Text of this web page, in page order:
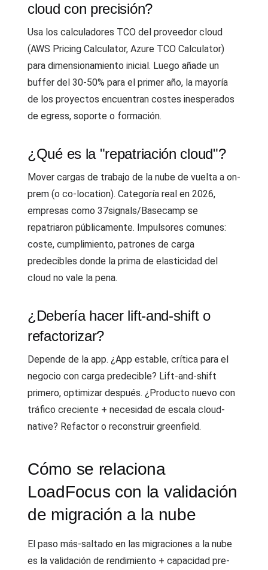
cloud con precisión?
Usa los calculadores TCO del proveedor cloud
(AWS Pricing Calculator, Azure TCO Calculator)
para dimensionamiento inicial. Luego añade un
buffer del 30-50% para el primer año, la mayoría
de los proyectos encuentran costes inesperados
de egress, soporte o formación.
¿Qué es la "repatriación cloud"?
Mover cargas de trabajo de la nube de vuelta a on-
prem (o co-location). Categoría real en 2026,
empresas como 37signals/Basecamp se
repatriaron públicamente. Impulsores comunes:
coste, cumplimiento, patrones de carga
predecibles donde la prima de elasticidad del
cloud no vale la pena.
¿Debería hacer lift-and-shift o
refactorizar?
Depende de la app. ¿App estable, crítica para el
negocio con carga predecible? Lift-and-shift
primero, optimizar después. ¿Producto nuevo con
tráfico creciente + necesidad de escala cloud-
native? Refactor o reconstruir greenfield.
Cómo se relaciona
LoadFocus con la validación
de migración a la nube
El paso más-saltado en las migraciones a la nube
es la validación de rendimiento + capacidad pre-